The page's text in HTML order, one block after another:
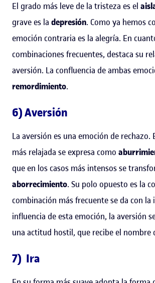
El grado más leve de la tristeza es el
grave es la depresión. Como ya hemos
emoción contraria es la alegría. En
combinaciones frecuentes, destaca su
aversión. La confluencia de ambas
remordimiento.
6) Aversión
La aversión es una emoción de rechazo.
más relajada se expresa como
que en los casos más intensos se
aborrecimiento. Su polo opuesto es la
combinación más frecuente se da con la
influencia de esta emoción, la aversión
una actitud hostil, que recibe el nombre
7) Ira